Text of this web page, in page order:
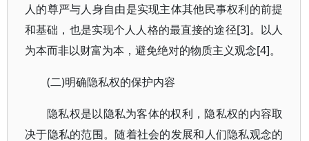
人的尊严与人身自由是实现主体其他民事权利的前提
和基础，也是实现个人人格的最直接的途径[3]。以人
为本而非以财富为本，避免绝对的物质主义观念[4]。
(二)明确隐私权的保护内容
隐私权是以隐私为客体的权利，隐私权的内容取
决于隐私的范围。随着社会的发展和人们隐私观念的